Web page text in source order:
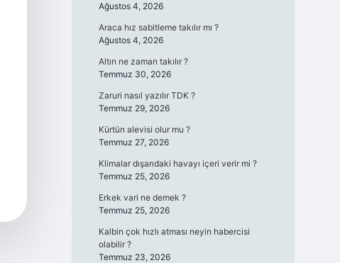
Ağustos 4, 2026
Araca hız sabitleme takılır mı ?
Ağustos 4, 2026
Altın ne zaman takılır ?
Temmuz 30, 2026
Zaruri nasıl yazılır TDK ?
Temmuz 29, 2026
Kürtün alevisi olur mu ?
Temmuz 27, 2026
Klimalar dışarıdaki havayı içeri verir mi ?
Temmuz 25, 2026
Erkek vari ne demek ?
Temmuz 25, 2026
Kalbin çok hızlı atması neyin habercisi
olabilir ?
Temmuz 23, 2026